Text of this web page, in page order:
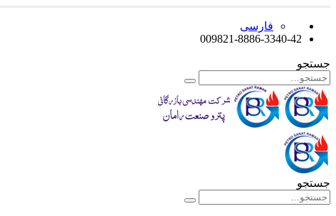
فارسی
009821-8886-3340-42
جستجو
جستجو